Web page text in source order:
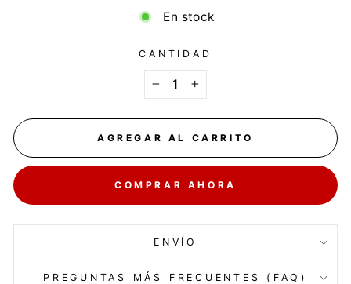
En stock
CANTIDAD
+
AGREGAR AL CARRITO
COMPRAR AHORA
ENVÍO
PREGUNTAS MÁS FRECUENTES (FAQ)